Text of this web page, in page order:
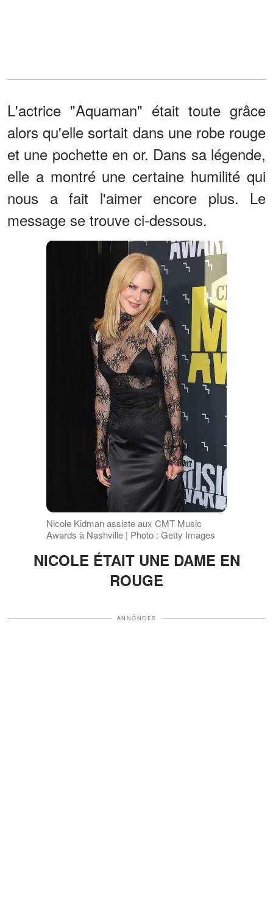
L'actrice "Aquaman" était toute grâce
alors qu'elle sortait dans une robe rouge
et une pochette en or. Dans sa légende,
elle a montré une certaine humilité qui
nous a fait l'aimer encore plus. Le
message se trouve ci-dessous.
Nicole Kidman assiste aux CMT Music
Awards à Nashville | Photo : Getty Images
NICOLE ÉTAIT UNE DAME EN
ROUGE
ANNONCES